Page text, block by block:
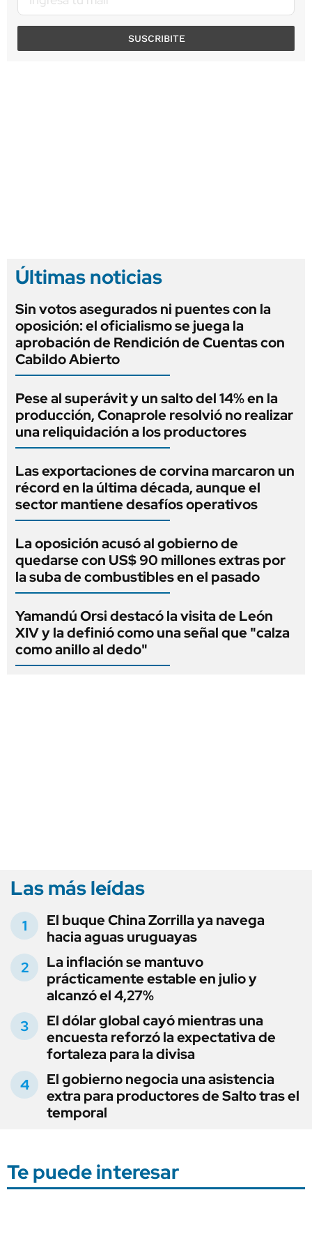
SUSCRIBITE
Últimas noticias
Sin votos asegurados ni puentes con la
oposición: el oficialismo se juega la
aprobación de Rendición de Cuentas con
Cabildo Abierto
Pese al superávit y un salto del 14% en la
producción, Conaprole resolvió no realizar
una reliquidación a los productores
Las exportaciones de corvina marcaron un
récord en la última década, aunque el
sector mantiene desafíos operativos
La oposición acusó al gobierno de
quedarse con US$ 90 millones extras por
la suba de combustibles en el pasado
Yamandú Orsi destacó la visita de León
XIV y la definió como una señal que "calza
como anillo al dedo"
Las más leídas
El buque China Zorrilla ya navega
hacia aguas uruguayas
La inflación se mantuvo
prácticamente estable en julio y
alcanzó el 4,27%
El dólar global cayó mientras una
encuesta reforzó la expectativa de
fortaleza para la divisa
El gobierno negocia una asistencia
extra para productores de Salto tras el
temporal
Te puede interesar